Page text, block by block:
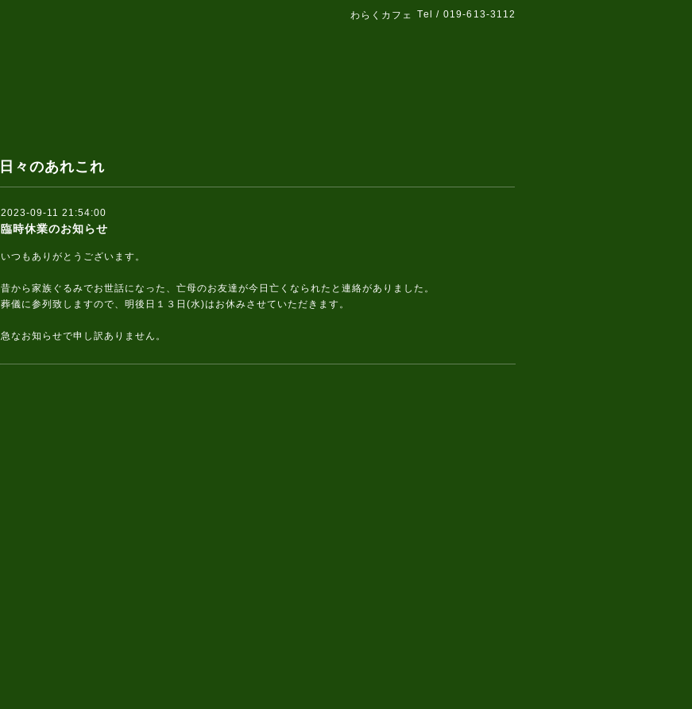
わらくカフェ Tel / 019-613-3112
日々のあれこれ
2023-09-11 21:54:00
臨時休業のお知らせ
いつもありがとうございます。
昔から家族ぐるみでお世話になった、亡母のお友達が今日亡くなられたと連絡がありました。
葬儀に参列致しますので、明後日１３日(水)はお休みさせていただきます。
急なお知らせで申し訳ありません。